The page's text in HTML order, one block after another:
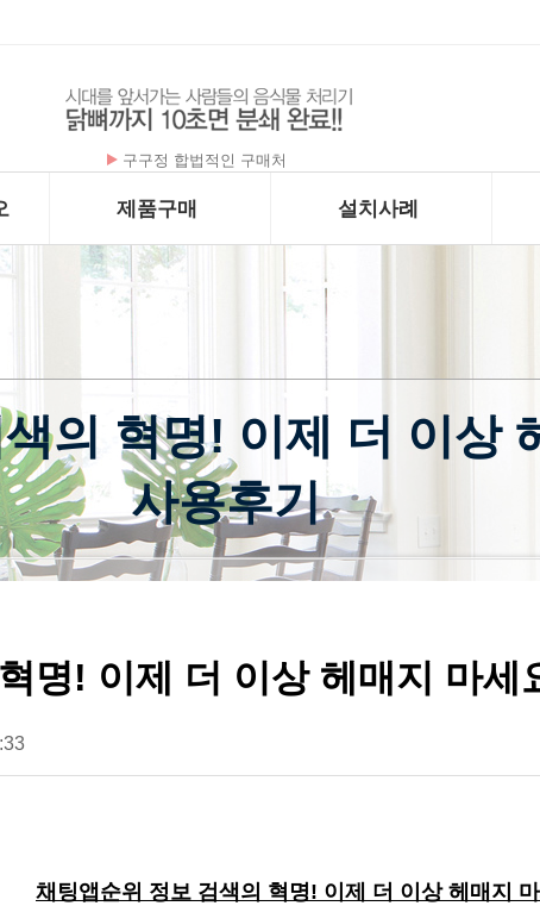
플라케닐 - 하이드록시클로로퀸 200mg x …
제품구매
설치사례
의 혁명! 이제 더 이상
사용후기
명! 이제 더 이상 헤매지 마세
채팅앱순위 정보 검색의 혁명! 이제 더 이상 헤매지